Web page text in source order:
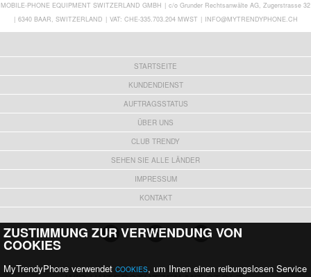
MOBILE-PHONE EQUIPMENT SWITZERLAND GMBH | c/o Grunder Rechtsanwälte AG, Zugerstrasse 32
| 6340 BAAR, SWITZERLAND | VAT: CHE-335.703.204 MWST | INFO@MYTRENDYPHONE.CH
STARTSEITE
KUNDENDIENST
AUFTRAGSSTATUS
ÜBER UNS
CLUB TRENDY
SEHEN SIE ALLE LÄNDER
IMPRESSUM
KONTAKT
ZUSTIMMUNG ZUR VERWENDUNG VON
COOKIES
MyTrendyPhone verwendet COOKIES, um Ihnen einen reibungslosen Service